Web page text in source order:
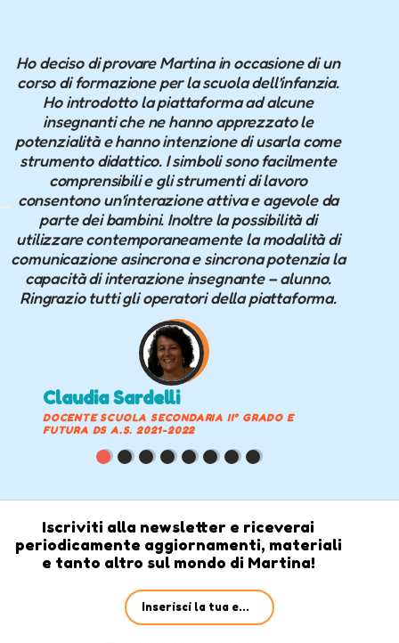
Ho deciso di provare Martina in occasione di un
corso di formazione per la scuola dell’infanzia.
Ho introdotto la piattaforma ad alcune
insegnanti che ne hanno apprezzato le
potenzialità e hanno intenzione di usarla come
strumento didattico. I simboli sono facilmente
comprensibili e gli strumenti di lavoro
consentono un’interazione attiva e agevole da
parte dei bambini. Inoltre la possibilità di
utilizzare contemporaneamente la modalità di
comunicazione asincrona e sincrona potenzia la
capacità di interazione insegnante – alunno.
Ringrazio tutti gli operatori della piattaforma.
Claudia Sardelli
DOCENTE SCUOLA SECONDARIA II° GRADO E
FUTURA DS A.S. 2021-2022
Iscriviti alla newsletter e riceverai
periodicamente aggiornamenti, materiali
e tanto altro sul mondo di Martina!